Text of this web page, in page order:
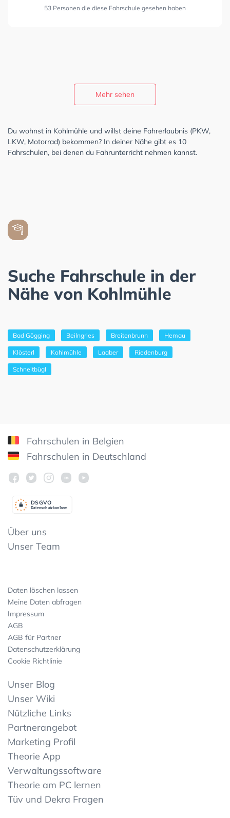
53 Personen die diese Fahrschule gesehen haben
Mehr sehen
Du wohnst in Kohlmühle und willst deine Fahrerlaubnis (PKW,
LKW, Motorrad) bekommen? In deiner Nähe gibt es 10
Fahrschulen, bei denen du Fahrunterricht nehmen kannst.
Suche Fahrschule in der
Nähe von Kohlmühle
Bad Gögging Beilngries Breitenbrunn Hemau
Klösterl Kohlmühle Laaber Riedenburg
Schneitbügl
Fahrschulen in Belgien
Fahrschulen in Deutschland
Datenschutzkonform
DSGVO
Über uns
Unser Team
Daten löschen lassen
Meine Daten abfragen
Impressum
AGB
AGB für Partner
Datenschutzerklärung
Cookie Richtlinie
Unser Blog
Unser Wiki
Nützliche Links
Partnerangebot
Marketing Profil
Theorie App
Verwaltungssoftware
Theorie am PC lernen
Tüv und Dekra Fragen